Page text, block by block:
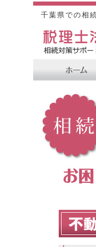
千葉県での相